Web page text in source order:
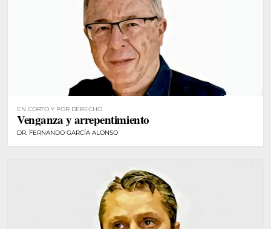
EN CORTO Y POR DERECHO
Venganza y arrepentimiento
DR. FERNANDO GARCÍA ALONSO